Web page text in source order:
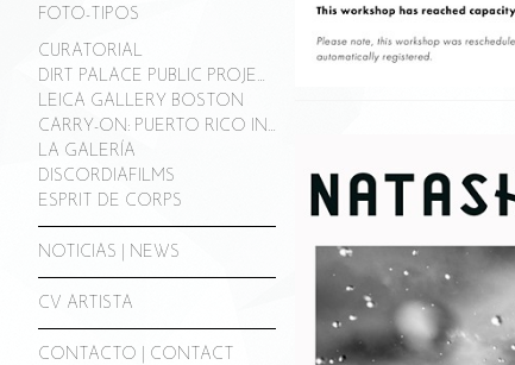
FOTO-TIPOS
CURATORIAL
DIRT PALACE PUBLIC PROJECTS
LEICA GALLERY BOSTON
CARRY-ON: PUERTO RICO INSPECTED
LA GALERÍA
DISCORDIAFILMS
ESPRIT DE CORPS
NOTICIAS | NEWS
CV ARTISTA
CONTACTO | CONTACT